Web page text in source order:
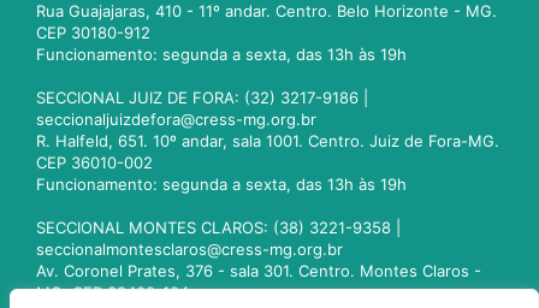
Rua Guajajaras, 410 - 11º andar. Centro. Belo Horizonte - MG.
CEP 30180-912
Funcionamento: segunda a sexta, das 13h às 19h
SECCIONAL JUIZ DE FORA: (32) 3217-9186 |
seccionaljuizdefora@cress-mg.org.br
R. Halfeld, 651. 10º andar, sala 1001. Centro. Juiz de Fora-MG.
CEP 36010-002
Funcionamento: segunda a sexta, das 13h às 19h
SECCIONAL MONTES CLAROS: (38) 3221-9358 |
seccionalmontesclaros@cress-mg.org.br
Av. Coronel Prates, 376 - sala 301. Centro. Montes Claros -
MG. CEP 39400-104